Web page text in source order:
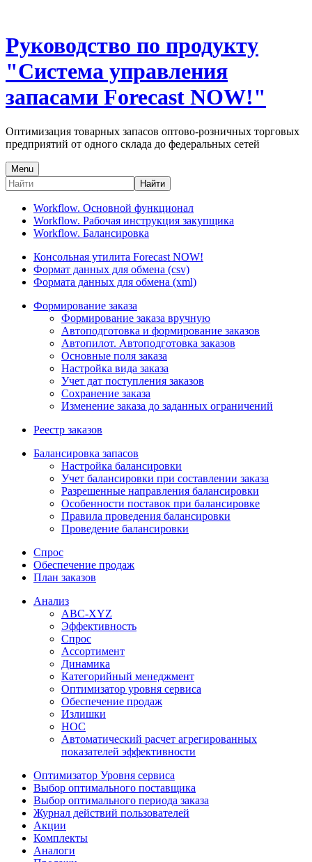
Руководство по продукту
"Система управления
запасами Forecast NOW!"
Оптимизация товарных запасов оптово-розничных торговых
предприятий от одного склада до федеральных сетей
Menu
Найти
Workflow. Основной функционал
Workflow. Рабочая инструкция закупщика
Workflow. Балансировка
Консольная утилита Forecast NOW!
Формат данных для обмена (csv)
Формата данных для обмена (xml)
Формирование заказа
Формирование заказа вручную
Автоподготовка и формирование заказов
Автопилот. Автоподготовка заказов
Основные поля заказа
Настройка вида заказа
Учет дат поступления заказов
Сохранение заказа
Изменение заказа до заданных ограничений
Реестр заказов
Балансировка запасов
Настройка балансировки
Учет балансировки при составлении заказа
Разрешенные направления балансировки
Особенности поставок при балансировке
Правила проведения балансировки
Проведение балансировки
Спрос
Обеспечение продаж
План заказов
Анализ
ABC-XYZ
Эффективность
Спрос
Ассортимент
Динамика
Категорийный менеджмент
Оптимизатор уровня сервиса
Обеспечение продаж
Излишки
НОС
Автоматический расчет агрегированных
показателей эффективности
Оптимизатор Уровня сервиса
Выбор оптимального поставщика
Выбор оптимального периода заказа
Журнал действий пользователей
Акции
Комплекты
Аналоги